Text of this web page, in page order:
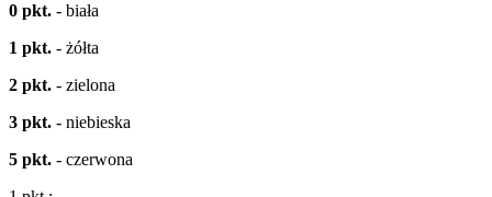
0 pkt. - biała
1 pkt. - żółta
2 pkt. - zielona
3 pkt. - niebieska
5 pkt. - czerwona